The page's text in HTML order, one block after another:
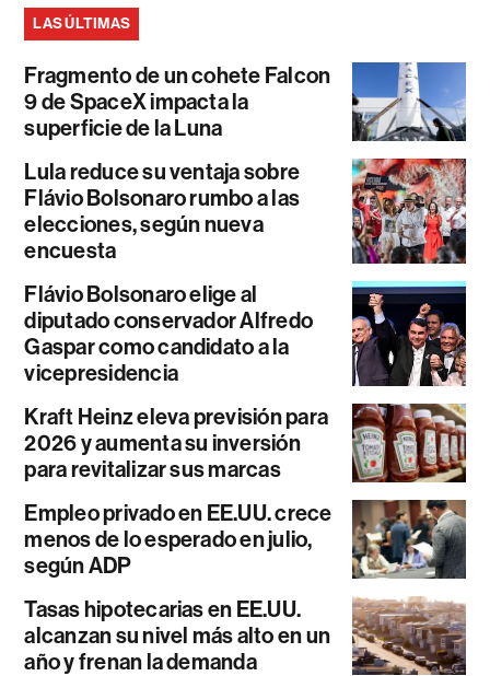
LAS ÚLTIMAS
Fragmento de un cohete Falcon
9 de SpaceX impacta la
superficie de la Luna
Lula reduce su ventaja sobre
Flávio Bolsonaro rumbo a las
elecciones, según nueva
encuesta
Flávio Bolsonaro elige al
diputado conservador Alfredo
Gaspar como candidato a la
vicepresidencia
Kraft Heinz eleva previsión para
2026 y aumenta su inversión
para revitalizar sus marcas
Empleo privado en EE.UU. crece
menos de lo esperado en julio,
según ADP
Tasas hipotecarias en EE.UU.
alcanzan su nivel más alto en un
año y frenan la demanda